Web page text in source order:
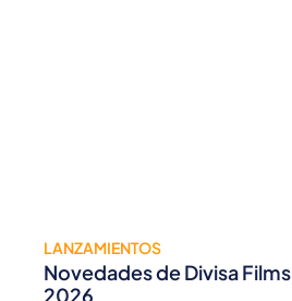
LANZAMIENTOS
Novedades de Divisa
2026